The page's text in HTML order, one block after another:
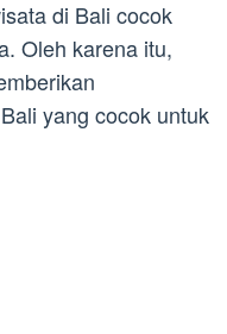
di Bali cocok
Oleh karena itu,
yang cocok untuk